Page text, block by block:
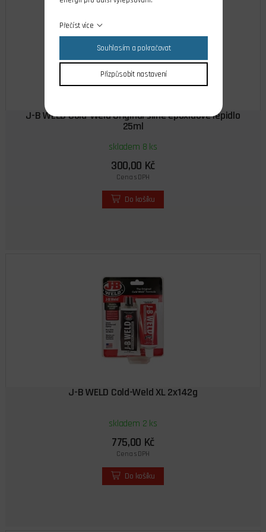
J-B WELD Cold-Weld Original silné epoxidové lepidlo
25ml
skladem 8 ks
300,00 Kč
Cena s DPH
Do košíku
J-B WELD Cold-Weld XL 2x142g
skladem 2 ks
775,00 Kč
Cena s DPH
Do košíku
Přečíst více
Souhlasím a pokračovat
Přizpůsobit nastavení